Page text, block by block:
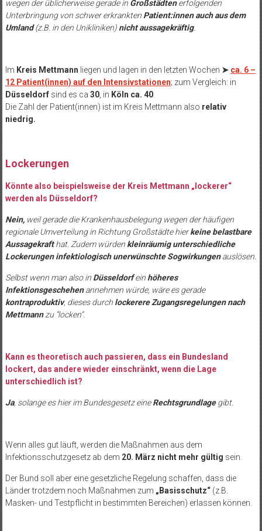
wegen der üblicherweise gerade in Großstädtenerfolgenden
Unterbringung von schwer erkrankten Patient:innen auch aus dem
Umland(z.B. in den Unikliniken) nicht aussagekräftig.
Im Kreis Mettmann liegen und lagen in den letzten Wochen ➤ ca. 6 –
12 Patient(innen) auf den Intensivstationen; zum Vergleich: in
Düsseldorfsind es ca 30, in Köln ca. 40.
Die Zahl der Patient(innen) ist im Kreis Mettmann also relativ
niedrig.
Lockerungen
Könnte also beispielsweise der Kreis Mettmann „lockerer“
werden als Düsseldorf?
Nein,weil gerade die Krankenhausbelegung wegen der häufigen
regionale Umverteilung in Richtung Großstädte hierkeine belastbare
Aussagekrafthat. Zudem würden kleinräumig unterschiedliche
Lockerungen infektiologisch unerwünschte Sogwirkungenauslösen.
Selbst wenn man also in Düsseldorfein höheres
Infektionsgeschehenannehmen würde, wäre es gerade
kontraproduktiv, dieses durch lockerere Zugangsregelungen nach
Mettmannzu “locken“.
Kann es theoretisch auch passieren, dass ein Bundesland
lockert, das andere wieder einschränkt, wenn die Lage
unterschiedlich ist?
Ja, solange es hier im Bundesgesetz eineRechtsgrundlagegibt.
Wenn alles gut läuft, werden die Maßnahmen aus dem
Infektionsschutzgesetz ab dem 20. März nicht mehr gültig sein.
Der Bund soll aber eine gesetzliche Regelung schaffen, dass die
Länder trotzdem noch Maßnahmen zum „Basisschutz“(z.B.
Masken- und Testpflicht in bestimmten Bereichen) erlassen können.